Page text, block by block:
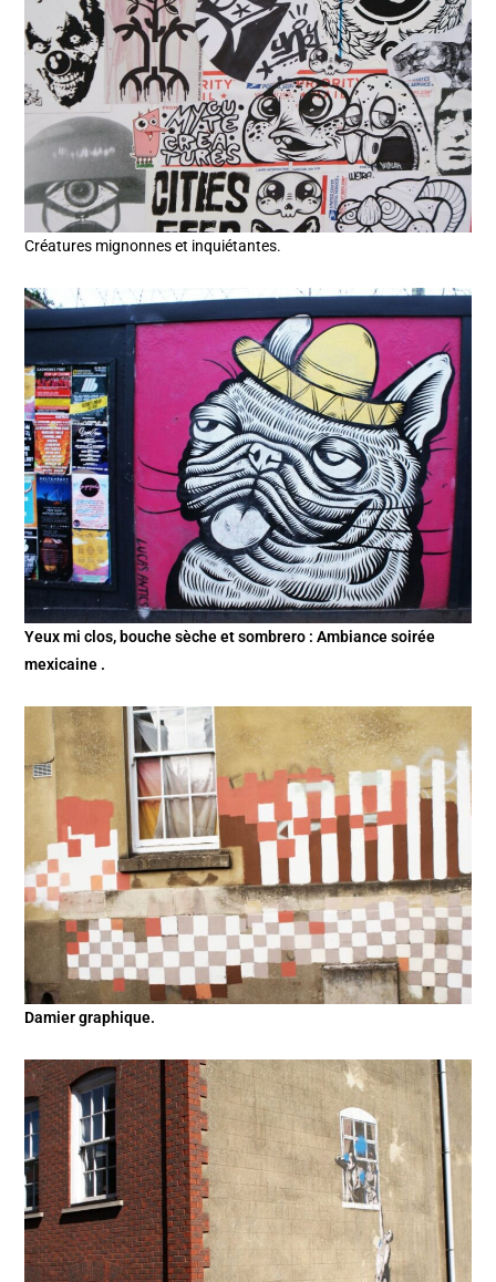
Créatures mignonnes et inquiétantes.
Yeux mi clos, bouche sèche et sombrero : Ambiance soirée
mexicaine .
Damier graphique.